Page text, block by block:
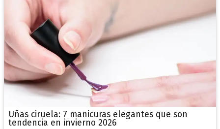
Uñas ciruela: 7 manicuras elegantes que son
tendencia en invierno 2026